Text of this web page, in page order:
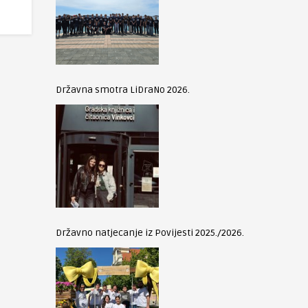
Državna smotra LiDraNo 2026.
Državno natjecanje iz Povijesti 2025./2026.